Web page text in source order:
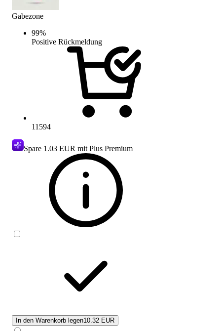
Gabezone
99%
Positive Rückmeldung
11594
Spare 1.03 EUR mit Plus Premium
In den Warenkorb legen10.32 EUR